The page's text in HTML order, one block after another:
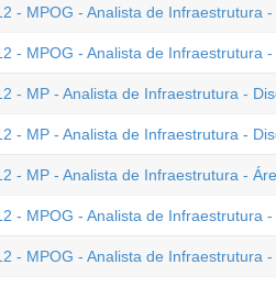
- MPOG - Analista de Infraestrutura -
- MPOG - Analista de Infraestrutura -
- MP - Analista de Infraestrutura -
- MP - Analista de Infraestrutura -
- MP - Analista de Infraestrutura -
- MPOG - Analista de Infraestrutura
- MPOG - Analista de Infraestrutura